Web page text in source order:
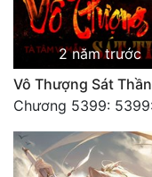
2 năm trước
Vô Thượng Sát Thần